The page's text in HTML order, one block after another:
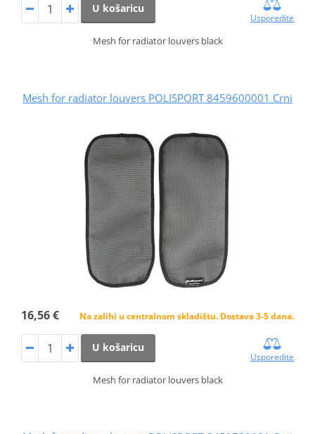
U košaricu
Usporedite
Mesh for radiator louvers black
Mesh for radiator louvers POLISPORT 8459600001 Crni
16,56 € Na zalihi u centralnom skladištu. Dostava 3-5 dana.
U košaricu
Usporedite
Mesh for radiator louvers black